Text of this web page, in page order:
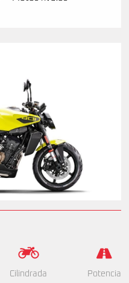
Cilindrada Potencia